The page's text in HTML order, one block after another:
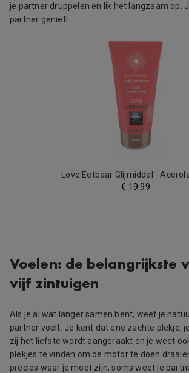
je partner druppelen en lik het langzaam op.
partner geniet!
Love Eetbaar Glijmiddel -
€ 19.99
Voelen: de belangrijkste
vijf zintuigen
Als je al wat langer samen bent, weet je
partner voelt. Je kent dat ene zachte plekje,
zij het liefste wordt aangeraakt en je weet
plekjes te vinden om de motor te doen
precies waar je moet zijn, soms weet je